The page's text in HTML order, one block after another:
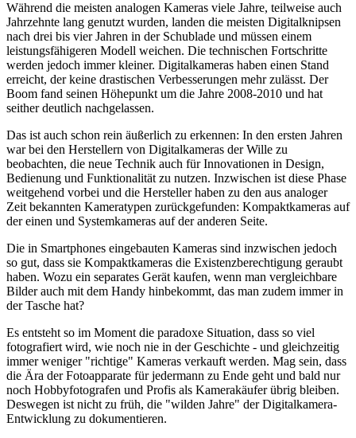
Während die meisten analogen Kameras viele Jahre, teilweise auch
Jahrzehnte lang genutzt wurden, landen die meisten Digitalknipsen
nach drei bis vier Jahren in der Schublade und müssen einem
leistungsfähigeren Modell weichen. Die technischen Fortschritte
werden jedoch immer kleiner. Digitalkameras haben einen Stand
erreicht, der keine drastischen Verbesserungen mehr zulässt. Der
Boom fand seinen Höhepunkt um die Jahre 2008-2010 und hat
seither deutlich nachgelassen.
Das ist auch schon rein äußerlich zu erkennen: In den ersten Jahren
war bei den Herstellern von Digitalkameras der Wille zu
beobachten, die neue Technik auch für Innovationen in Design,
Bedienung und Funktionalität zu nutzen. Inzwischen ist diese Phase
weitgehend vorbei und die Hersteller haben zu den aus analoger
Zeit bekannten Kameratypen zurückgefunden: Kompaktkameras auf
der einen und Systemkameras auf der anderen Seite.
Die in Smartphones eingebauten Kameras sind inzwischen jedoch
so gut, dass sie Kompaktkameras die Existenzberechtigung geraubt
haben. Wozu ein separates Gerät kaufen, wenn man vergleichbare
Bilder auch mit dem Handy hinbekommt, das man zudem immer in
der Tasche hat?
Es entsteht so im Moment die paradoxe Situation, dass so viel
fotografiert wird, wie noch nie in der Geschichte - und gleichzeitig
immer weniger "richtige" Kameras verkauft werden. Mag sein, dass
die Ära der Fotoapparate für jedermann zu Ende geht und bald nur
noch Hobbyfotografen und Profis als Kamerakäufer übrig bleiben.
Deswegen ist nicht zu früh, die "wilden Jahre" der Digitalkamera-
Entwicklung zu dokumentieren.